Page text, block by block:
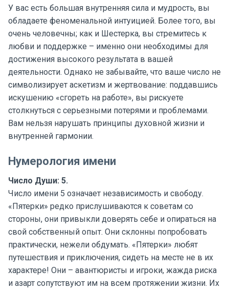
У вас есть большая внутренняя сила и мудрость, вы
обладаете феноменальной интуицией. Более того, вы
очень человечны; как и Шестерка, вы стремитесь к
любви и поддержке – именно они необходимы для
достижения высокого результата в вашей
деятельности. Однако не забывайте, что ваше число не
символизирует аскетизм и жертвование: поддавшись
искушению «сгореть на работе», вы рискуете
столкнуться с серьезными потерями и проблемами.
Вам нельзя нарушать принципы духовной жизни и
внутренней гармонии.
Нумерология имени
Число Души: 5.
Число имени 5 означает независимость и свободу.
«Пятерки» редко прислушиваются к советам со
стороны, они привыкли доверять себе и опираться на
свой собственный опыт. Они склонны попробовать
практически, нежели обдумать. «Пятерки» любят
путешествия и приключения, сидеть на месте не в их
характере! Они – авантюристы и игроки, жажда риска
и азарт сопутствуют им на всем протяжении жизни. Их